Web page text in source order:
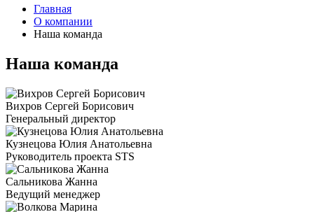
Главная
О компании
Наша команда
Наша команда
Вихров Сергей Борисович
Генеральный директор
Кузнецова Юлия Анатольевна
Руководитель проекта STS
Сальникова Жанна
Ведущий менеджер